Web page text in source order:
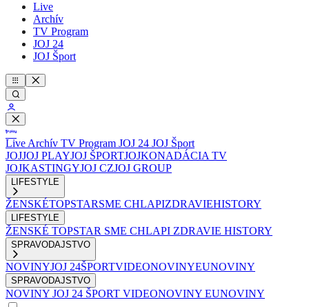
Live
Archív
TV Program
JOJ 24
JOJ Šport
Live Archív TV Program JOJ 24 JOJ Šport
JOJJOJ PLAYJOJ ŠPORTJOJKONADÁCIA TV
JOJKASTINGYJOJ CZJOJ GROUP
LIFESTYLE
ŽENSKÉTOPSTARSME CHLAPIZDRAVIEHISTORY
LIFESTYLE
ŽENSKÉ TOPSTAR SME CHLAPI ZDRAVIE HISTORY
SPRAVODAJSTVO
NOVINYJOJ 24ŠPORTVIDEONOVINYEUNOVINY
SPRAVODAJSTVO
NOVINY JOJ 24 ŠPORT VIDEONOVINY EUNOVINY